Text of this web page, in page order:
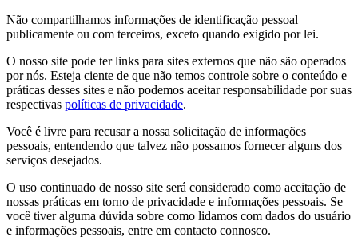
Não compartilhamos informações de identificação pessoal
publicamente ou com terceiros, exceto quando exigido por lei.
O nosso site pode ter links para sites externos que não são operados
por nós. Esteja ciente de que não temos controle sobre o conteúdo e
práticas desses sites e não podemos aceitar responsabilidade por suas
respectivas políticas de privacidade.
Você é livre para recusar a nossa solicitação de informações
pessoais, entendendo que talvez não possamos fornecer alguns dos
serviços desejados.
O uso continuado de nosso site será considerado como aceitação de
nossas práticas em torno de privacidade e informações pessoais. Se
você tiver alguma dúvida sobre como lidamos com dados do usuário
e informações pessoais, entre em contacto connosco.